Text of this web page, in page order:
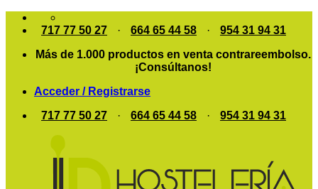
Saltar
717 77 50 27 · 664 65 44 58 ·
954 31 94 31
Más de 1.000 productos en venta contrareembolso.
¡Consúltanos!
Acceder / Registrarse
717 77 50 27
· 664 65 44 58 · 954 31 94 31